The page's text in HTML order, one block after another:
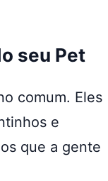
seu Pet
comum. Eles
e
que a gente